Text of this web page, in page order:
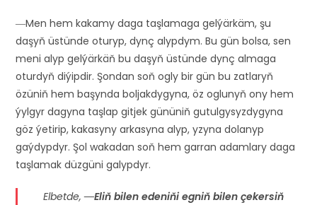
―Men hem kakamy daga taşlamaga gelýärkäm, şu
daşyň üstünde oturyp, dynç alypdym. Bu gün bolsa, sen
meni alyp gelýärkäň bu daşyň üstünde dynç almaga
oturdyň diýipdir. Şondan soň ogly bir gün bu zatlaryň
özüniň hem başynda boljakdygyna, öz oglunyň ony hem
ýylgyr dagyna taşlap gitjek gününiň gutulgysyzdygyna
göz ýetirip, kakasyny arkasyna alyp, yzyna dolanyp
gaýdypdyr. Şol wakadan soň hem garran adamlary daga
taşlamak düzgüni galypdyr.
Elbetde,―Eliň bilen edeniňi egniň bilen çekersiň